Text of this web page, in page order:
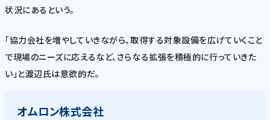
状況にあるという。
「協力会社を増やしていきながら、取得する対象設備を広げていくこと
で現場のニーズに応えるなど、さらなる拡張を積極的に行っていきた
い」と渡辺氏は意欲的だ。
オムロン株式会社